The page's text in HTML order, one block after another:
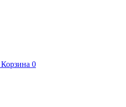
Корзина 0